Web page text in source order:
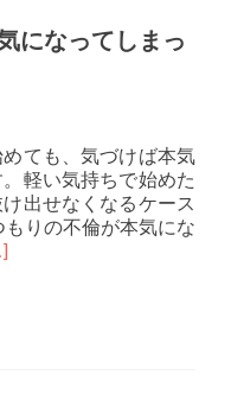
になってしまっ
ても、気づけば本気
軽い気持ちで始めた
出せなくなるケース
りの不倫が本気にな